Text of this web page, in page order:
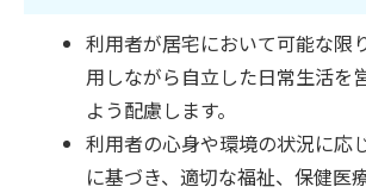
利用者が居宅において可能な限
用しながら自立した日常生活を
よう配慮します。
利用者の心身や環境の状況に応
に基づき、適切な福祉、保健医